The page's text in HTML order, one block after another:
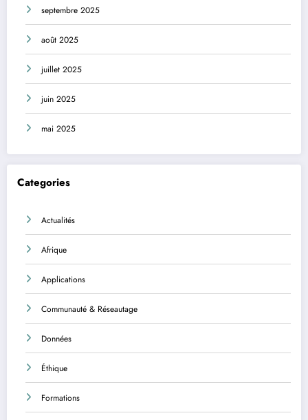
septembre 2025
août 2025
juillet 2025
juin 2025
mai 2025
Categories
Actualités
Afrique
Applications
Communauté & Réseautage
Données
Éthique
Formations